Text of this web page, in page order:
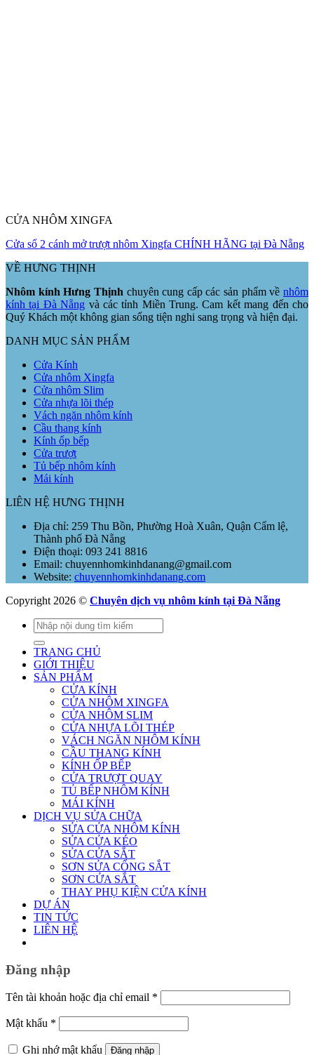
CỬA NHÔM XINGFA
Cửa sổ 2 cánh mở trượt nhôm Xingfa CHÍNH HÃNG tại Đà Nẵng
VỀ HƯNG THỊNH
Nhôm kính Hưng Thịnh chuyên cung cấp các sản phẩm vềnhôm
kính tại Đà Nẵng và các tỉnh Miền Trung. Cam kết mang đến cho
Quý Khách một không gian sống tiện nghi sang trọng và hiện đại.
DANH MỤC SẢN PHẨM
Cửa Kính
Cửa nhôm Xingfa
Cửa nhôm Slim
Cửa nhựa lõi thép
Vách ngăn nhôm kính
Cầu thang kính
Kính ốp bếp
Cửa trượt
Tủ bếp nhôm kính
Mái kính
LIÊN HỆ HƯNG THỊNH
Địa chỉ: 259 Thu Bồn, Phường Hoà Xuân, Quận Cẩm lệ,
Thành phố Đà Nẵng
Điện thoại: 093 241 8816
Email: chuyennhomkinhdanang@gmail.com
Website: chuyennhomkinhdanang.com
Copyright 2026 © Chuyên dịch vụ nhôm kính tại Đà Nẵng
Tìm
kiếm:
TRANG CHỦ
GIỚI THIỆU
SẢN PHẨM
CỬA KÍNH
CỬA NHÔM XINGFA
CỬA NHÔM SLIM
CỬA NHỰA LÕI THÉP
VÁCH NGĂN NHÔM KÍNH
CẦU THANG KÍNH
KÍNH ỐP BẾP
CỬA TRƯỢT QUAY
TỦ BẾP NHÔM KÍNH
MÁI KÍNH
DỊCH VỤ SỬA CHỮA
SỬA CỬA NHÔM KÍNH
SỬA CỬA KÉO
SỬA CỬA SẮT
SƠN SỬA CỔNG SẮT
SƠN CỬA SẮT
THAY PHỤ KIỆN CỬA KÍNH
DỰ ÁN
TIN TỨC
LIÊN HỆ
Đăng nhập
Tên tài khoản hoặc địa chỉ email *
buộc
Mật khẩu *
buộc
Ghi nhớ mật khẩu
Đăng nhập